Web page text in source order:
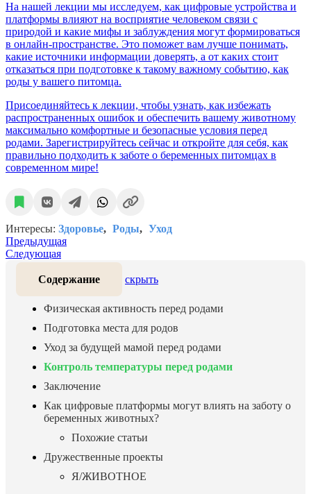
На нашей лекции мы исследуем, как цифровые устройства и
платформы влияют на восприятие человеком связи с
природой и какие мифы и заблуждения могут формироваться
в онлайн-пространстве. Это поможет вам лучше понимать,
какие источники информации доверять, а от каких стоит
отказаться при подготовке к такому важному событию, как
роды у вашего питомца.
Присоединяйтесь к лекции, чтобы узнать, как избежать
распространенных ошибок и обеспечить вашему животному
максимально комфортные и безопасные условия перед
родами. Зарегистрируйтесь сейчас и откройте для себя, как
правильно подходить к заботе о беременных питомцах в
современном мире!
Интересы: Здоровье Роды
Уход
Предыдущая
Следующая
Содержание скрыть
Физическая активность перед родами
Подготовка места для родов
Уход за будущей мамой перед родами
Контроль температуры перед родами
Заключение
Как цифровые платформы могут влиять на заботу о
беременных животных?
Похожие статьи
Дружественные проекты
Я/ЖИВОТНОЕ